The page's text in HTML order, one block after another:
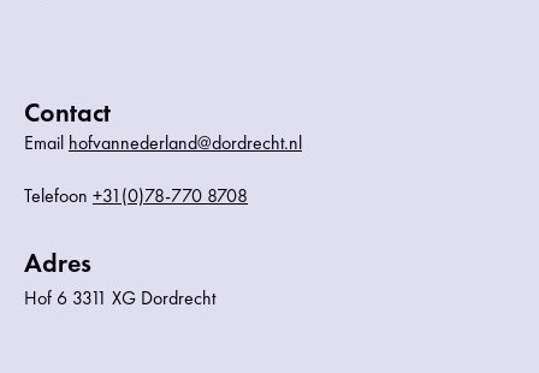
Contact
Email hofvannederland@dordrecht.nl
Telefoon +31(0)78-770 8708
Adres
Hof 6 3311 XG Dordrecht